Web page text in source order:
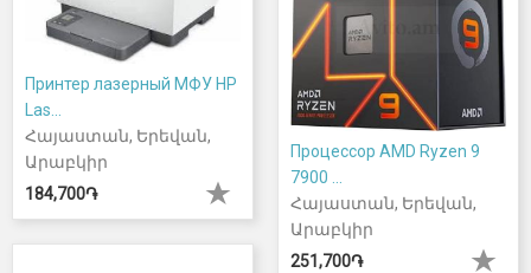
Принтер лазерный МФУ HP
Las...
Հայաստան, Երեվան,
Արաբկիր
184,700֏
Процессор AMD Ryzen 9
7900 ...
Հայաստան, Երեվան,
Արաբկիր
251,700֏